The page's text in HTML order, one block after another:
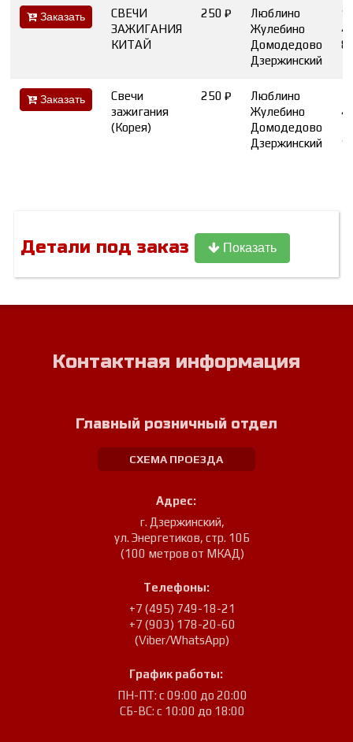
Заказать
СВЕЧИ
ЗАЖИГАНИЯ
КИТАЙ
250 ₽
Люблино
Жулебино
Домодедово
Дзержинский
1
4
8
Заказать
Свечи
зажигания
(Корея)
250 ₽
Люблино
Жулебино
Домодедово
Дзержинский
4
Детали под заказ Показать
Контактная информация
Главный розничный отдел
СХЕМА ПРОЕЗДА
Адрес:
г. Дзержинский,
ул. Энергетиков, стр. 10Б
(100 метров от МКАД)
Телефоны:
+7 (495) 749-18-21
+7 (903) 178-20-60
(Viber/WhatsApp)
График работы:
ПН-ПТ: с 09:00 до 20:00
СБ-ВС: с 10:00 до 18:00